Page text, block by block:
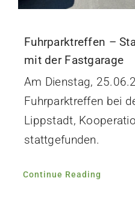
Fuhrparktreffen –
mit der Fastgarage
Am Dienstag,
Fuhrparktreffen bei
Lippstadt,
stattgefunden.
Continue Reading